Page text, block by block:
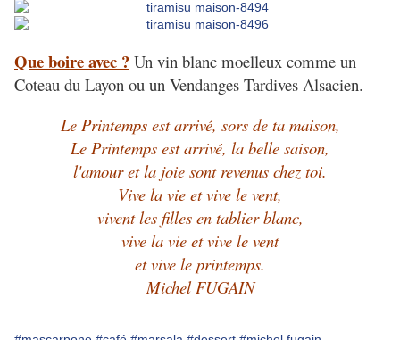
Que boire avec ? Un vin blanc moelleux comme un
Coteau du Layon ou un Vendanges Tardives Alsacien.
Le Printemps est arrivé, sors de ta maison,
Le Printemps est arrivé, la belle saison,
l'amour et la joie sont revenus chez toi.
Vive la vie et vive le vent,
vivent les filles en tablier blanc,
vive la vie et vive le vent
et vive le printemps.
Michel FUGAIN